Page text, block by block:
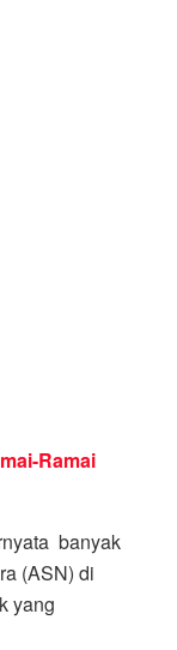
Ramai
banyak
(ASN) di
yang